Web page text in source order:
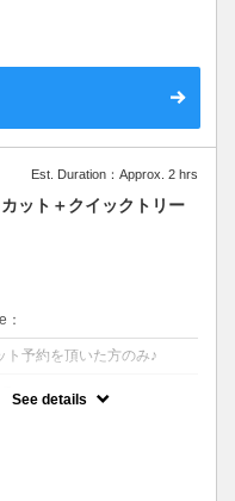
Est. Duration：Approx. 2 hrs
ット＋クイックトリー
ト予約を頂いた方のみ♪
See details